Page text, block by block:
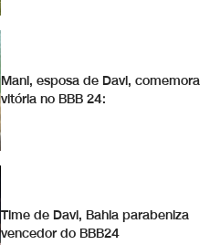
Mani, esposa de Davi, comemora
vitória no BBB 24:
Time de Davi, Bahia parabeniza
vencedor do BBB24